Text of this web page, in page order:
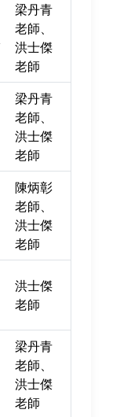
梁丹青
老師、
洪士傑
老師
梁丹青
老師、
洪士傑
老師
陳炳彰
老師、
洪士傑
老師
洪士傑
老師
梁丹青
老師、
洪士傑
老師